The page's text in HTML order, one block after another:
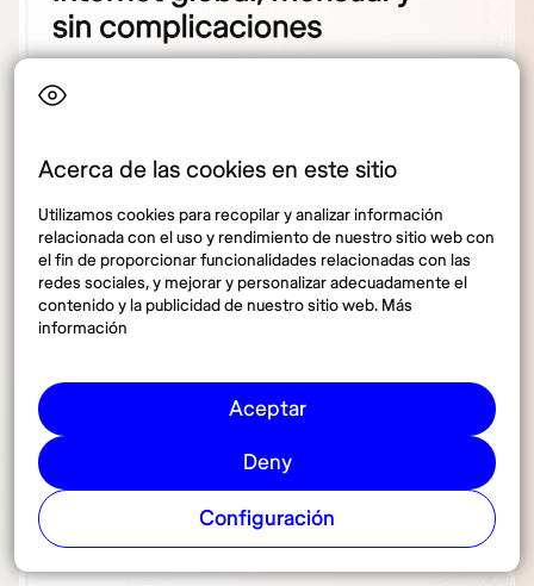
Acerca de las cookies en este sitio
Utilizamos cookies para recopilar y analizar información
relacionada con el uso y rendimiento de nuestro sitio web con
el fin de proporcionar funcionalidades relacionadas con las
redes sociales, y mejorar y personalizar adecuadamente el
contenido y la publicidad de nuestro sitio web. Más
información
Aceptar
Deny
Configuración